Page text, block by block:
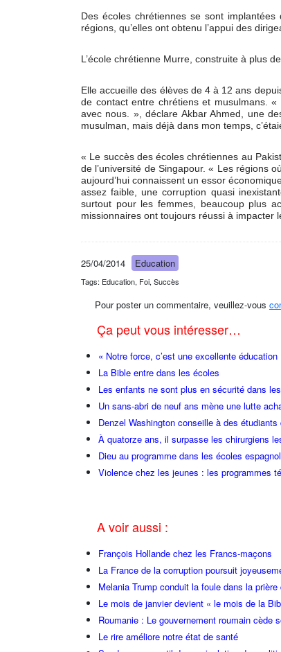
Des écoles chrétiennes se sont
régions, qu’elles ont obtenu l’appui des
L’école chrétienne Murre, construite à plus
Elle accueille des élèves de 4 à 12 ans
de contact entre chrétiens et musulmans.
avec nous. », déclare Akbar Ahmed, une
musulman, mais déjà dans mon temps,
« Le succès des écoles chrétiennes au
de l’université de Singapour. « Les régions
aujourd’hui connaissent un essor
assez faible, une corruption quasi
surtout pour les femmes, beaucoup plus
missionnaires ont toujours réussi à
25/04/2014 Education
Tags: Education, Foi, Succès
Pour poster un commentaire, veuillez-vous
Ça peut vous intéresser…
« Notre force, c’est une excellente éducation
La Bible entre dans les écoles
Les enfants ne sont plus en sécurité dans
Un sans-abri de neuf ans mène une lutte
Denzel Washington conseille à des
À quatorze ans, il surpasse les chirurgiens
Dieu au programme dans les écoles
Violence chez les jeunes : les programmes
A voir aussi :
François Hollande chez les Francs-maçons
La France de la corruption poursuit
Melania Trump conduit la foule dans la
Le mois de janvier devient « le mois de la
Roumanie : Le gouvernement roumain cède
Le rire améliore notre état de santé